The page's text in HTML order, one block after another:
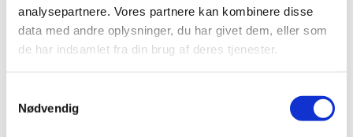
analysepartnere. Vores partnere kan kombinere disse
data med andre oplysninger, du har givet dem, eller som
de har indsamlet fra din brug af deres tjenester.
Nødvendig
Tilmeldning til underviser Mogens Gert Hansen tlf.
20 92 04 55.